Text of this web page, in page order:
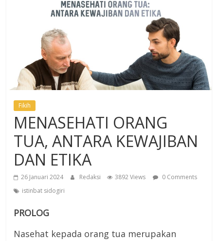
Fikih
MENASEHATI ORANG
TUA, ANTARA KEWAJIBAN
DAN ETIKA
26 Januari 2024 Redaksi 3892 Views
0 Comments
istinbat sidogiri
PROLOG
Nasehat kepada orang tua merupakan